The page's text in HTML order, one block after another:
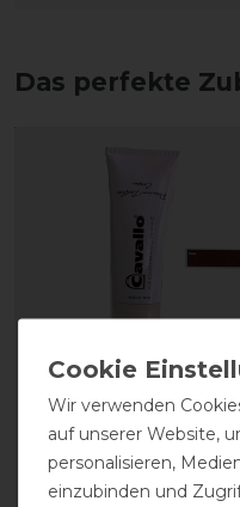
Das perfekte
CAVALLO Care Creme
Schuhcreme 75 ml
9,90 € *
Wir verwenden
auf unserer Website,
personalisieren,
einzubinden und